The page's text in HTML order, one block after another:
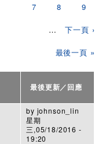
7 8 9
… 下一頁 ›
最後一頁 »
最後更新／回應
by johnson_lin
星期
三,05/18/2016 -
19:20